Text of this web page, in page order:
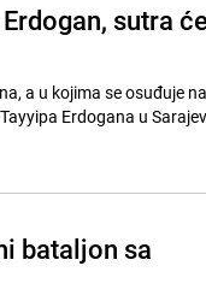
sutra
a u kojima se osuđuje
Erdogana u
bataljon sa